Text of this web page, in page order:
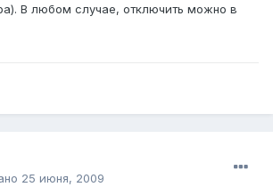
В любом случае, отключить можно в
25 июня, 2009